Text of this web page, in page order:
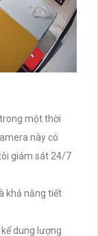
trong một thời
này có
giám sát 24/7
khả năng tiết
dung lượng